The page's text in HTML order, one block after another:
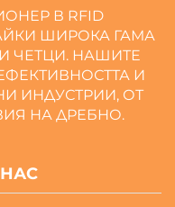
В RFID
ШИРОКА ГАМА
И ЧЕТЦИ. НАШИТЕ
И
ИНДУСТРИИ, ОТ
НА ДРЕБНО.